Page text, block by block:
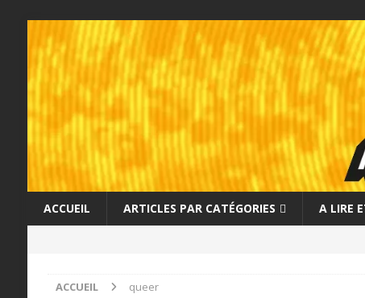
ACCUEIL ARTICLES PAR CATÉGORIES A LIRE
ACCUEIL queer